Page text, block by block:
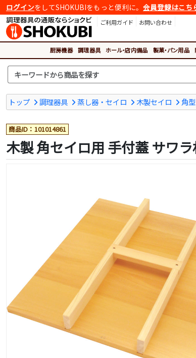
ログインをしてSHOKUBIをもっと便利に。 会員登録はこち
ご利用ガイド
お問い合わせ
厨房機器 調理器具 ホール・店内備品 製菓・パン用品
トップ 調理器具 蒸し器・セイロ 木製セイロ 角
商品ID：101014861
木製 角セイロ用 手付蓋 サワ